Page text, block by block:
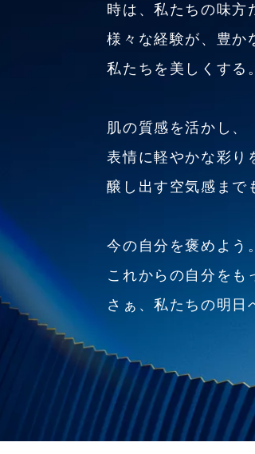
時は、私たちの味方
様々な経験が、豊か
私たちを美しくする。
肌の質感を活かし、
表情に軽やかな彩り
醸し出す空気感まで
今の自分を褒めよう。
これからの自分をも
さぁ、私たちの明日